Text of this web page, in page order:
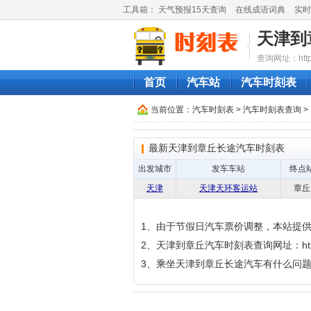
工具箱： 天气预报15天查询 在线成语词典 实
天津
查询网址：
首页 汽车站 汽车时刻表
当前位置： 汽车时刻表 > 汽车时刻表查询 >
最新天津到章丘长途汽车时刻表
出发城市 发车车站 终点
天津
天津天环客运站 章丘
1、由于节假日汽车票价调整，本站提
2、天津到章丘汽车时刻表查询网址：
3、乘坐天津到章丘长途汽车有什么问